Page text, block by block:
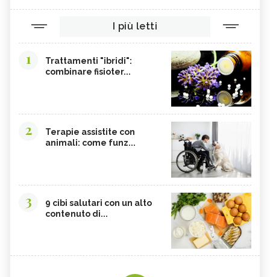
I più letti
1
Trattamenti "ibridi":
combinare fisioter...
2
Terapie assistite con
animali: come funz...
3
9 cibi salutari con un alto
contenuto di...